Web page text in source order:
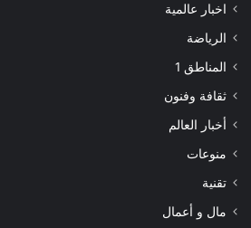
اخبار عالمية
الرياضة
المناطق 1
ثقافة وفنون
أخبار العالم
منوعات
تقنية
مال و أعمال